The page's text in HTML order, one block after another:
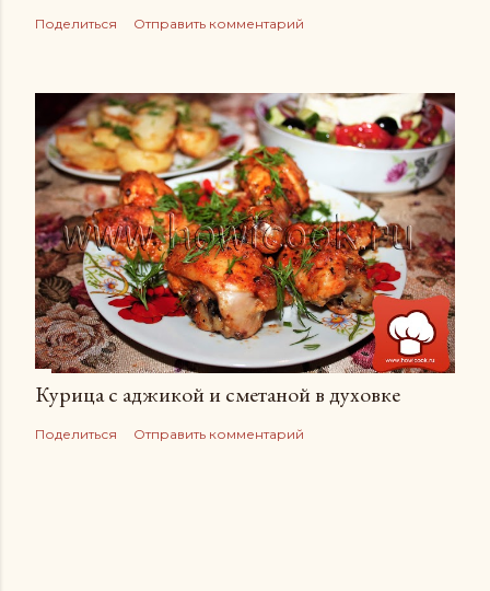
Поделиться Отправить комментарий
Курица с аджикой и сметаной в духовке
Поделиться Отправить комментарий